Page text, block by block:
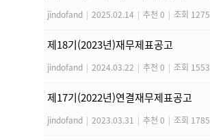
jindofand | 2025.02.14 | 추천 0 | 조회 1275
제18기(2023년)재무제표공고
jindofand | 2024.03.22 | 추천 0 | 조회 1553
제17기(2022년)연결재무제표공고
jindofand | 2023.03.31 | 추천 0 | 조회 1785